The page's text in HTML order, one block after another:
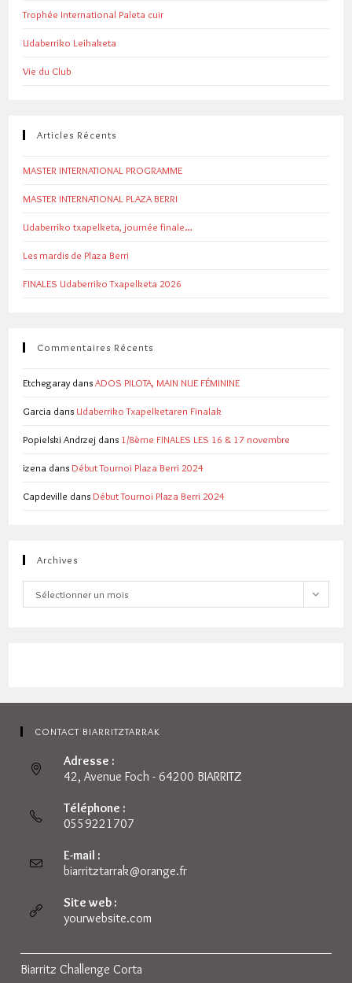
Trophée International Paleta cuir
Udaberriko Leihaketa
Vie du Club
Articles Récents
MASTER INTERNATIONAL PROGRAMME
MASTER INTERNATIONAL PLAZA BERRI
Udaberriko txapelketa, journée finale…
Les mardis de Plaza Berri
FINALES Udaberriko Txapelketa 2026
Commentaires Récents
Etchegaray dansADOS PILOTA, MAIN NUE FÉMININE
Garcia dans Udaberriko Txapelketaren Finalak
Popielski Andrzej dans 1/8ème FINALES LES 16 & 17 novembre
izena dans Début Tournoi Plaza Berri 2024
Capdeville dans Début Tournoi Plaza Berri 2024
Archives
Archives
Sélectionner un mois
CONTACT BIARRITZTARRAK
Adresse :
42, Avenue Foch - 64200 BIARRITZ
Téléphone :
0559221707
E-mail :
biarritztarrak@orange.frS’ouvre
Site web :
yourwebsite.com
Biarritz Challenge Corta